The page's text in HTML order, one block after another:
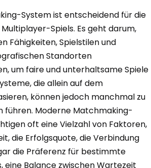
System ist entscheidend für die
Spiels. Es geht darum,
Fähigkeiten, Spielstilen und
Standorten
um faire und unterhaltsame Spiele
die allein auf dem
können jedoch manchmal zu
führen. Moderne Matchmaking-
oft eine Vielzahl von Faktoren,
die Erfolgsquote, die Verbindung
die Präferenz für bestimmte
eine Balance zwischen Wartezeit